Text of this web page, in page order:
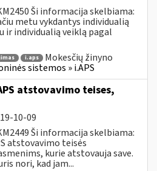
Ši informacija skelbiama:
metu vykdantys individualią
ir individualią veiklą pagal
i.aps
Mokesčių žinyno
sistemos » i.APS
atstovavimo teises,
10-09
Ši informacija skelbiama:
atstovavimo teisės
kurie atstovauja save.
nori, kad jam...